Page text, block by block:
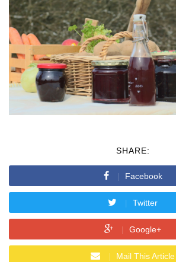
SHARE:
Facebook
Twitter
Google+
Mail This Article